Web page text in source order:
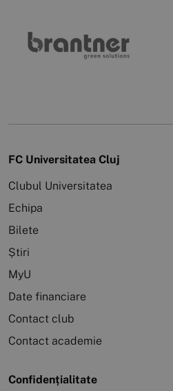
FC Universitatea Cluj
Clubul Universitatea
Echipa
Bilete
Știri
MyU
Date financiare
Contact club
Contact academie
Confidențialitate